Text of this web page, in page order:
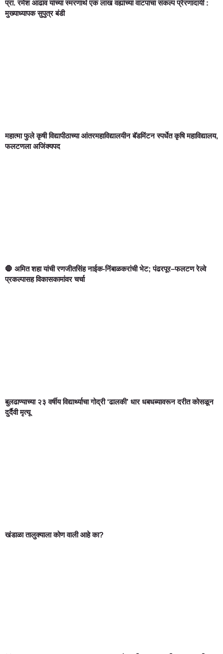
प्रा. रमेश आढाव यांच्या स्मरणार्थ एक लाख वह्यांच्या वाटपाचा संकल्प प्रेरणादायी :
मुख्याध्यापक सुपुत्र बंडी
महात्मा फुले कृषी विद्यापीठाच्या आंतरमहाविद्यालयीन बॅडमिंटन स्पर्धेत कृषि महाविद्यालय,
फलटणला अजिंक्यपद
🛑 अमित शहा यांची रणजीतसिंह नाईक-निंबाळकरांची भेट; पंढरपूर–फलटण रेल्वे
प्रकल्पासह विकासकामांवर चर्चा
बुलढाण्याच्या २३ वर्षीय विद्यार्थ्याचा गोद्री ‘ढालकी’ धार धबधब्यावरून दरीत कोसळून
दुर्दैवी मृत्यू
खंडाळा तालुक्याला कोण वाली आहे का?